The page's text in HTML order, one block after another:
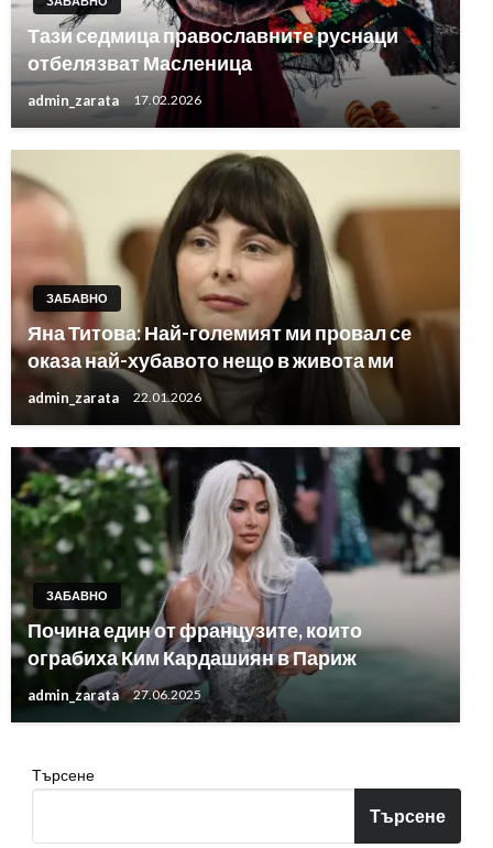
Тази седмица православните руснаци
отбелязват Масленица
admin_zarata 17.02.2026
ЗАБАВНО
Яна Титова: Най-големият ми провал се
оказа най-хубавото нещо в живота ми
admin_zarata 22.01.2026
ЗАБАВНО
Почина един от французите, които
ограбиха Ким Кардашиян в Париж
admin_zarata 27.06.2025
Търсене
Търсене